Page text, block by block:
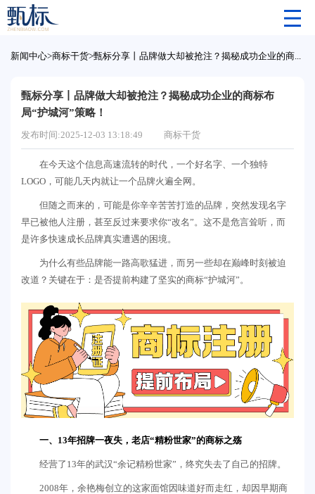
新闻中心>商标干货> 甄标分享丨品牌做大却被抢注？揭秘成功企业的商标布局“护城河”策略！
甄标分享丨品牌做大却被抢注？揭秘成功企业的商标布
局“护城河”策略！
发布时间:2025-12-03 13:18:49 商标干货
在今天这个信息高速流转的时代，一个好名字、一个独特
LOGO，可能几天内就让一个品牌火遍全网。
但随之而来的，可能是你辛辛苦苦打造的品牌，突然发现名字
早已被他人注册，甚至反过来要求你“改名”。这不是危言耸听，而
是许多快速成长品牌真实遭遇的困境。
为什么有些品牌能一路高歌猛进，而另一些却在巅峰时刻被迫
改道？关键在于：是否提前构建了坚实的商标“护城河”。
一、13年招牌一夜失， 老店“精粉世家”的商标之殇
经营了13年的武汉“余记精粉世家”，终究失去了自己的招牌。
2008年，余艳梅创立的这家面馆因味道好而走红，却因早期商